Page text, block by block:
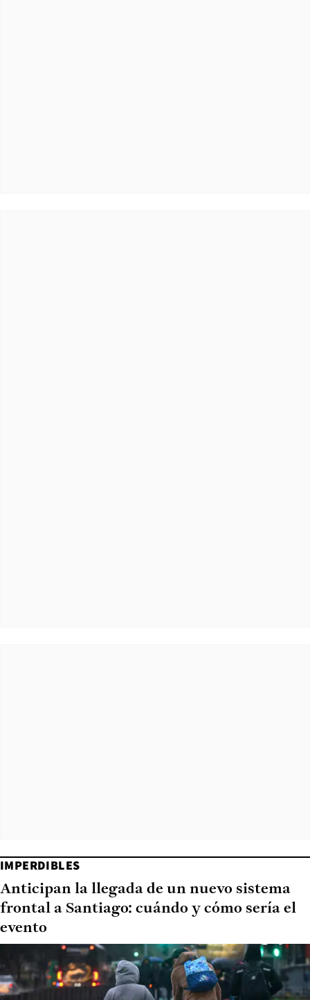
IMPERDIBLES
Anticipan la llegada de un nuevo sistema
frontal a Santiago: cuándo y cómo sería el
evento